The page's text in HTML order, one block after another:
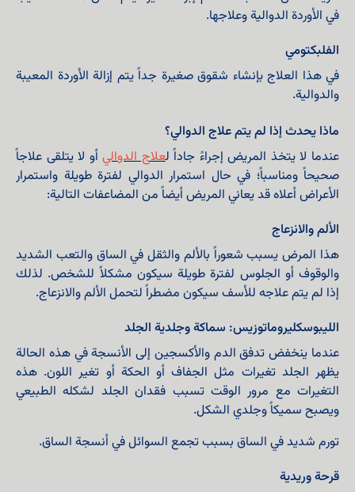
في الأوردة الدوالية وعلاجها.
الفلبكتومي
في هذا العلاج بإنشاء شقوق صغيرة جداً يتم إزالة الأوردة المعيبة
والدوالية.
ماذا يحدث إذا لم يتم علاج الدوالي؟
عندما لا يتخذ المريض إجراءً جاداً لعلاج الدواليأو لا يتلقى علاجاً
صحيحاً ومناسباً؛ في حال استمرار الدوالي لفترة طويلة واستمرار
الأعراض أعلاه قد يعاني المريض أيضاً من المضاعفات التالية:
الألم والانزعاج
هذا المرض يسبب شعوراً بالألم والثقل في الساق والتعب الشديد
والوقوف أو الجلوس لفترة طويلة سيكون مشكلاً للشخص. لذلك
إذا لم يتم علاجه للأسف سيكون مضطراً لتحمل الألم والانزعاج.
الليبوسكليروماتوزيس: سماكة وجلدية الجلد
عندما ينخفض تدفق الدم والأكسجين إلى الأنسجة في هذه الحالة
يظهر الجلد تغيرات مثل الجفاف أو الحكة أو تغير اللون. هذه
التغيرات مع مرور الوقت تسبب فقدان الجلد لشكله الطبيعي
ويصبح سميكاً وجلدي الشكل.
تورم شديد في الساق بسبب تجمع السوائل في أنسجة الساق.
قرحة وريدية